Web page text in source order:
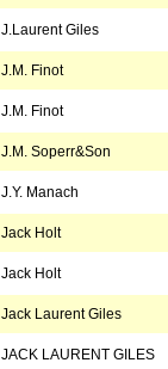
J.Laurent Giles
J.M. Finot
J.M. Finot
J.M. Soperr&Son
J.Y. Manach
Jack Holt
Jack Holt
Jack Laurent Giles
JACK LAURENT GILES